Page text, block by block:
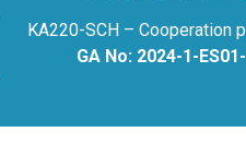
KA220-SCH – Cooperation
GA No: 2024-1-